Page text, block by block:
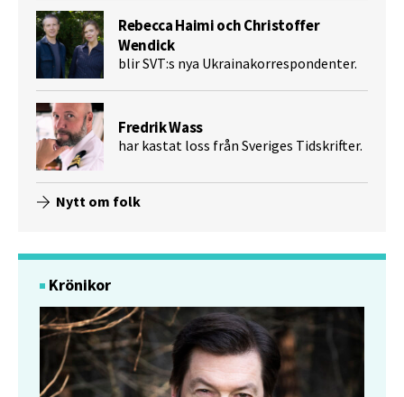
Rebecca Haimi och Christoffer
Wendick
blir SVT:s nya Ukrainakorrespondenter.
Fredrik Wass
har kastat loss från Sveriges Tidskrifter.
Nytt om folk
Krönikor